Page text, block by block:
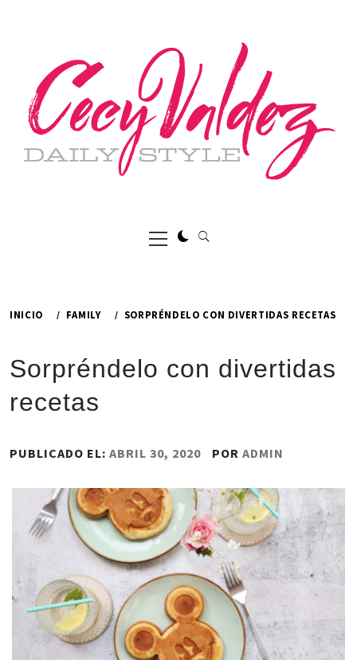
Menú
principal
INICIO FAMILY SORPRÉNDELO CON DIVERTIDAS RECETAS
Sorpréndelo con divertidas
recetas
PUBLICADO EL: ABRIL 30, 2020 POR ADMIN